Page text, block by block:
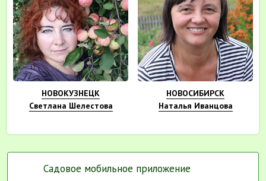
НОВОКУЗНЕЦК
Светлана Шелестова
НОВОСИБИРСК
Наталья Иванцова
Садовое мобильное приложение